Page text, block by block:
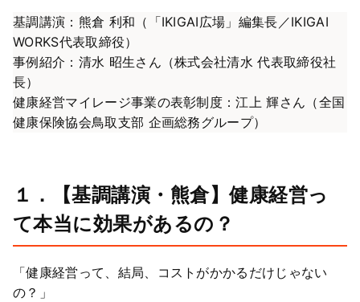
基調講演：熊倉 利和（「IKIGAI広場」編集長／IKIGAI
WORKS代表取締役）
事例紹介：清水 昭生さん（株式会社清水 代表取締役社
長）
健康経営マイレージ事業の表彰制度：江上 輝さん（全国
健康保険協会鳥取支部 企画総務グループ）
１．【基調講演・熊倉】健康経営っ
て本当に効果があるの？
「健康経営って、結局、コストがかかるだけじゃない
の？」